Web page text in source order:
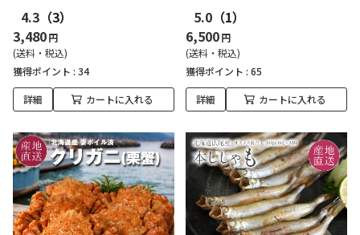
4.3 （3）
3,480円
(送料・税込)
獲得ポイント : 34
詳細 カートに入れる
5.0 （1）
6,500円
(送料・税込)
獲得ポイント : 65
詳細 カートに入れる